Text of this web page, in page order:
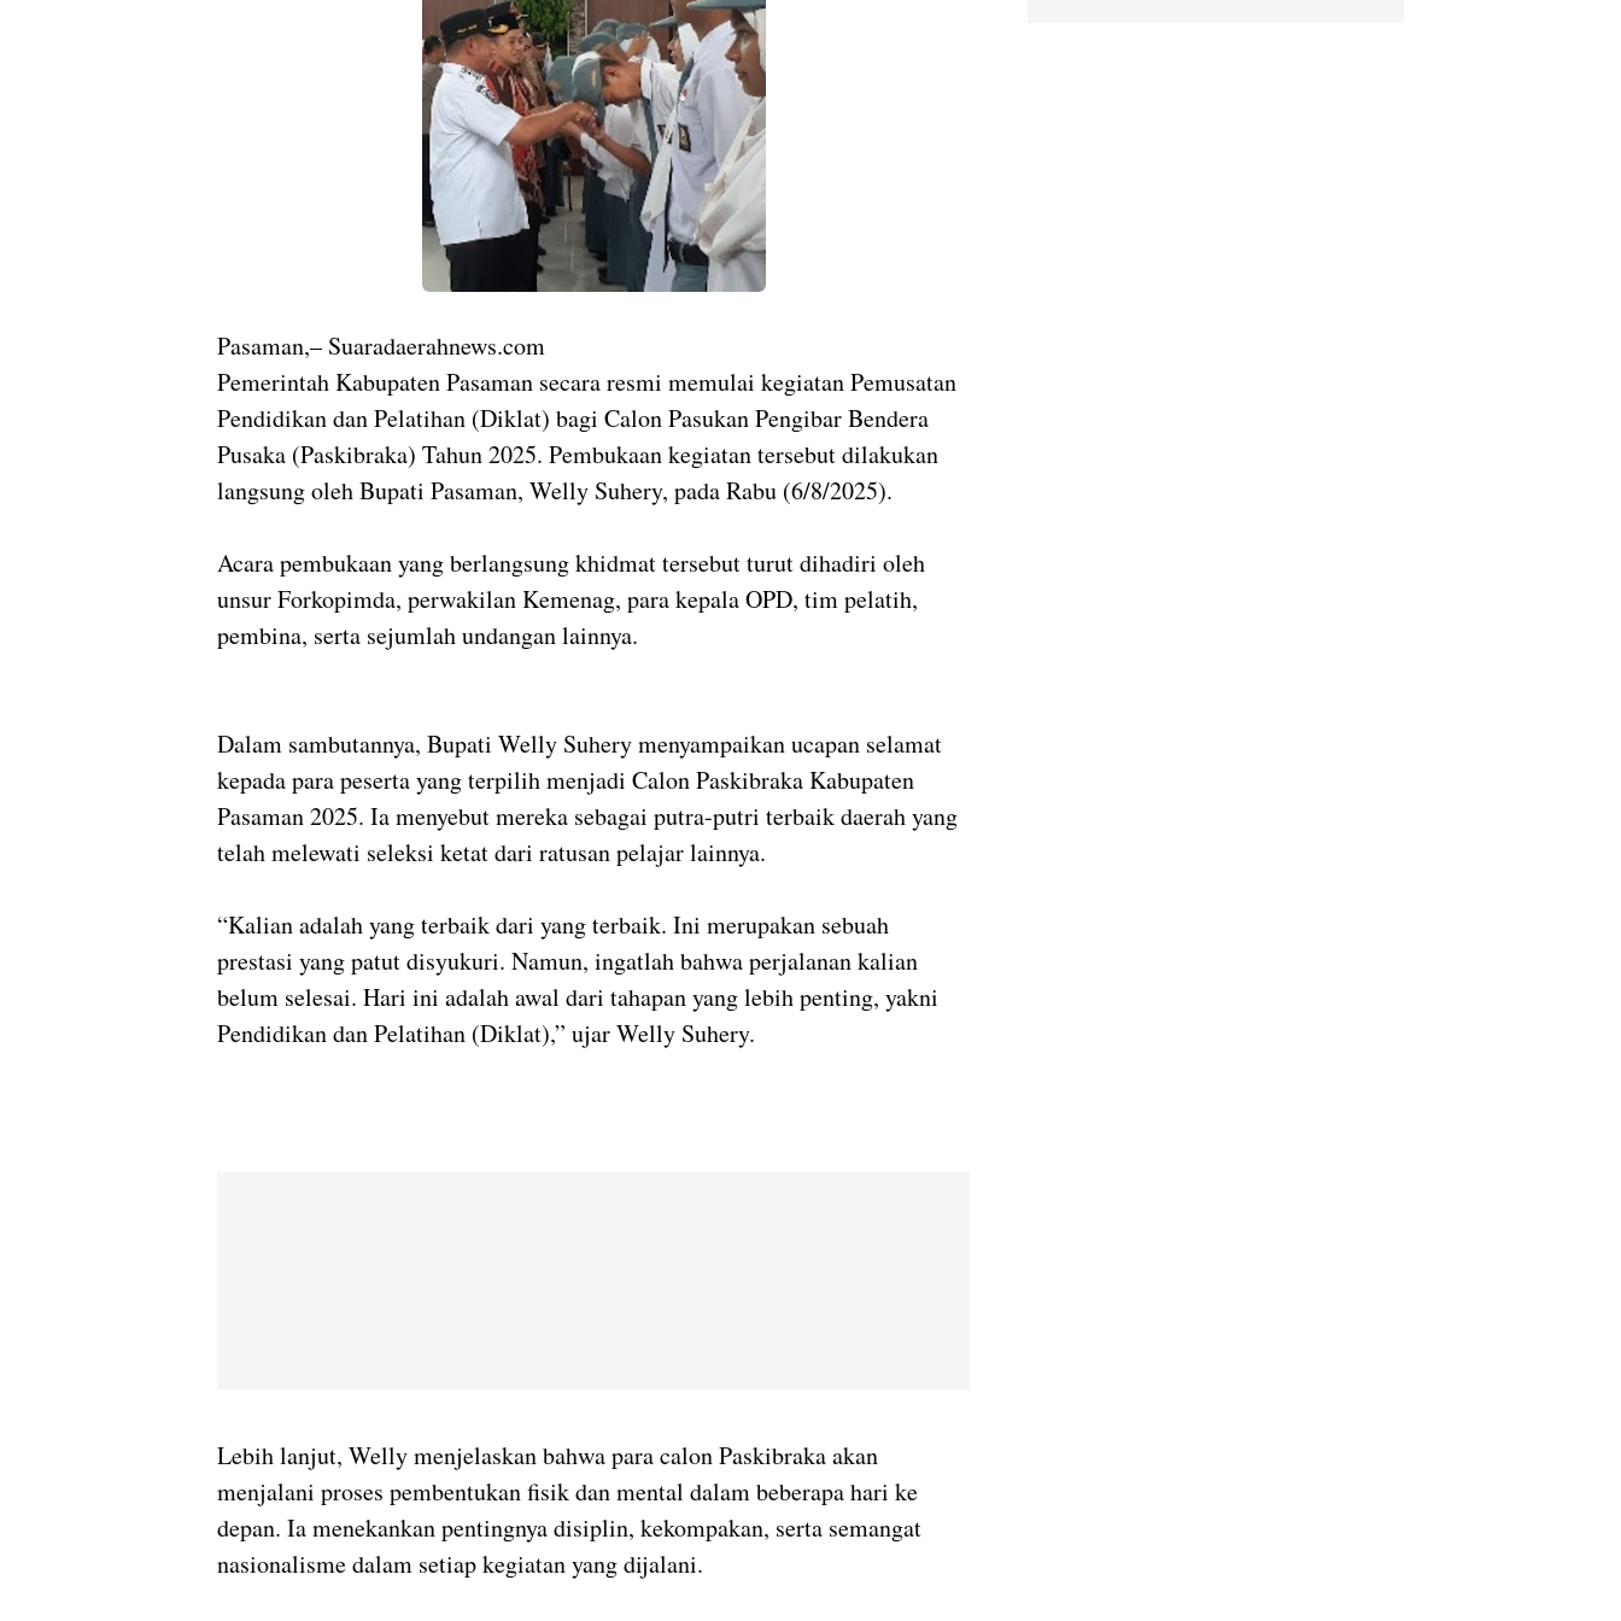
Pasaman,– Suaradaerahnews.com
Pemerintah Kabupaten Pasaman secara resmi memulai kegiatan Pemusatan
Pendidikan dan Pelatihan (Diklat) bagi Calon Pasukan Pengibar Bendera
Pusaka (Paskibraka) Tahun 2025. Pembukaan kegiatan tersebut dilakukan
langsung oleh Bupati Pasaman, Welly Suhery, pada Rabu (6/8/2025).
Acara pembukaan yang berlangsung khidmat tersebut turut dihadiri oleh
unsur Forkopimda, perwakilan Kemenag, para kepala OPD, tim pelatih,
pembina, serta sejumlah undangan lainnya.
Dalam sambutannya, Bupati Welly Suhery menyampaikan ucapan selamat
kepada para peserta yang terpilih menjadi Calon Paskibraka Kabupaten
Pasaman 2025. Ia menyebut mereka sebagai putra-putri terbaik daerah yang
telah melewati seleksi ketat dari ratusan pelajar lainnya.
“Kalian adalah yang terbaik dari yang terbaik. Ini merupakan sebuah
prestasi yang patut disyukuri. Namun, ingatlah bahwa perjalanan kalian
belum selesai. Hari ini adalah awal dari tahapan yang lebih penting, yakni
Pendidikan dan Pelatihan (Diklat),” ujar Welly Suhery.
Lebih lanjut, Welly menjelaskan bahwa para calon Paskibraka akan
menjalani proses pembentukan fisik dan mental dalam beberapa hari ke
depan. Ia menekankan pentingnya disiplin, kekompakan, serta semangat
nasionalisme dalam setiap kegiatan yang dijalani.